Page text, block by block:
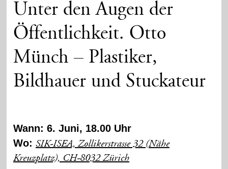
Unter den Augen der
Öffentlichkeit. Otto
Münch – Plastiker,
Bildhauer und Stuckateur
Wann: 6. Juni, 18.00 Uhr
Wo:SIK-ISEA, Zollikerstrasse 32 (Nähe
Kreuzplatz), CH-8032 Zürich